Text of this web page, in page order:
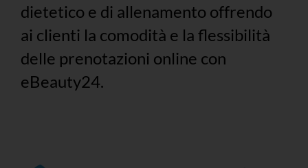
dietetico e di allenamento offrendo
ai clienti la comodità e la flessibilità
delle prenotazioni online con
eBeauty24.